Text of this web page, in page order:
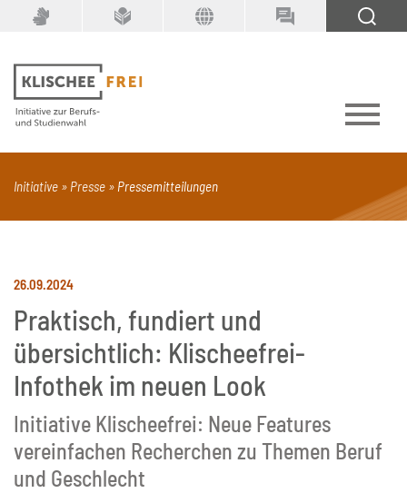
Suchbegriff
PDF Seite mit Video Alle Dokumenttypen
Initiative Presse Pressemitteilungen
26.09.2024
Praktisch, fundiert und
übersichtlich: Klischeefrei-
Infothek im neuen Look
Initiative Klischeefrei: Neue Features
vereinfachen Recherchen zu Themen Beruf
und Geschlecht